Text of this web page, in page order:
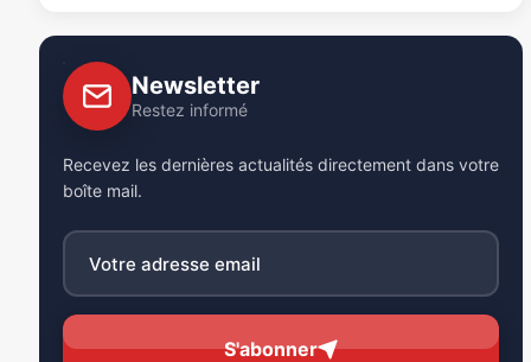
Newsletter
Restez informé
Recevez les dernières actualités directement dans votre
boîte mail.
S'abonner